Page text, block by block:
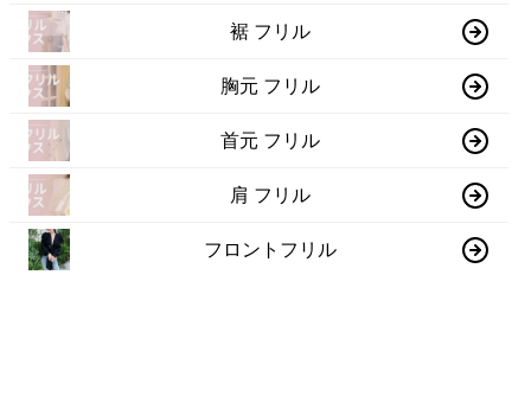
裾 フリル
胸元 フリル
首元 フリル
肩 フリル
フロントフリル